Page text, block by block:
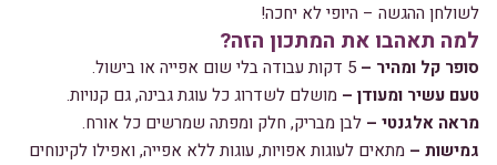
לשולחן ההגשה – היופי לא יחכה!
למה תאהבו את המתכון הזה?
סופר קל ומהיר –
טעם עשיר ומעודן – מושלם לשדרוג כל עוגת גבינה, גם קנויות.
מראה אלגנטי – לבן מבריק, חלק ומפתה שמרשים כל אורח.
גמישות – מתאים לעוגות אפויות, עוגות ללא אפייה, ואפילו לקינוחים